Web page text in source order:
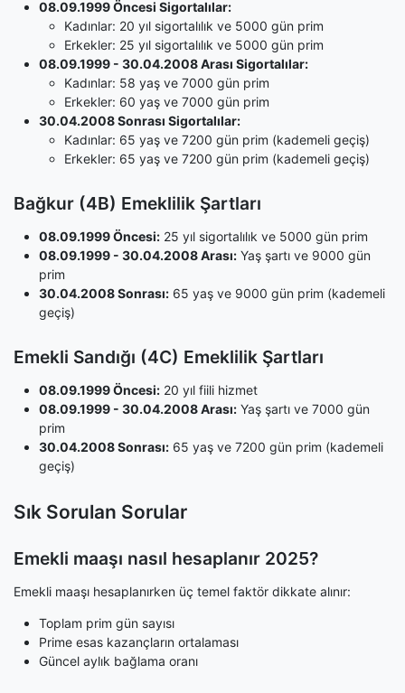
08.09.1999 Öncesi Sigortalılar:
Kadınlar: 20 yıl sigortalılık ve 5000 gün prim
Erkekler: 25 yıl sigortalılık ve 5000 gün prim
08.09.1999 - 30.04.2008 Arası Sigortalılar:
Kadınlar: 58 yaş ve 7000 gün prim
Erkekler: 60 yaş ve 7000 gün prim
30.04.2008 Sonrası Sigortalılar:
Kadınlar: 65 yaş ve 7200 gün prim (kademeli geçiş)
Erkekler: 65 yaş ve 7200 gün prim (kademeli geçiş)
Bağkur (4B) Emeklilik Şartları
08.09.1999 Öncesi: 25 yıl sigortalılık ve 5000 gün prim
08.09.1999 - 30.04.2008 Arası: Yaş şartı ve 9000 gün
prim
30.04.2008 Sonrası: 65 yaş ve 9000 gün prim (kademeli
geçiş)
Emekli Sandığı (4C) Emeklilik Şartları
08.09.1999 Öncesi: 20 yıl fiili hizmet
08.09.1999 - 30.04.2008 Arası: Yaş şartı ve 7000 gün
prim
30.04.2008 Sonrası: 65 yaş ve 7200 gün prim (kademeli
geçiş)
Sık Sorulan Sorular
Emekli maaşı nasıl hesaplanır 2025?
Emekli maaşı hesaplanırken üç temel faktör dikkate alınır:
Toplam prim gün sayısı
Prime esas kazançların ortalaması
Güncel aylık bağlama oranı